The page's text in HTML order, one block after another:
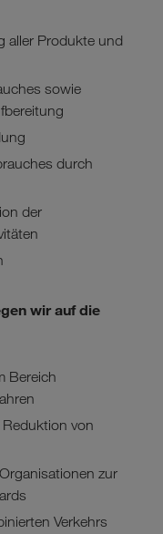
aller Produkte und
sowie
durch
der
wir auf die
Bereich
von
zur
Verkehrs